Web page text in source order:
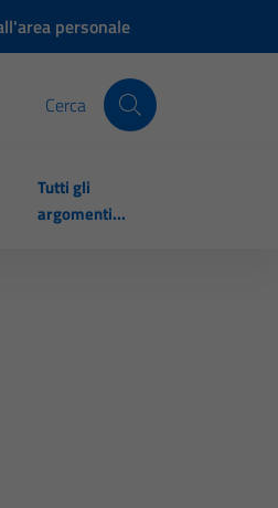
personale
Cerca
Tutti gli
argomenti...